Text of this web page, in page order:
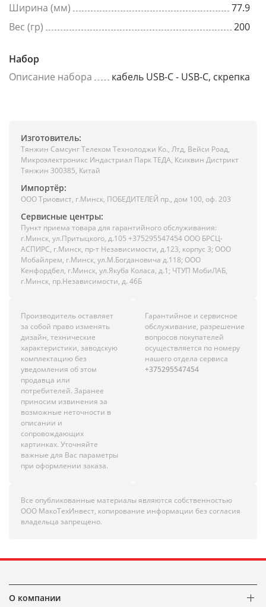
Ширина (мм)
77.9
Вес (гр)
200
Набор
Описание набора
кабель USB-C - USB-C, скрепка
Изготовитель:
Тянжин Самсунг Телеком Технолоджи Ко., Лтд, Вейси Роад,
Микроэлектроникс Индастриал Парк ТЕДА, Ксиквин Дистрикт
Тянжин 300385, Китай
Импортёр:
ООО Триовист, г.Минск, ПОБЕДИТЕЛЕЙ пр., дом 100, оф. 203
Сервисные центры:
Пункт приема товара для гарантийного обслуживания:
г.Минск, ул.Притыцкого, д.105 +375295547454 ООО БРСЦ-
АСПИРС, г.Минск, пр-т Независимости, д.123, корпус 3; ООО
Мобайлрем, г.Минск, ул.М.Богдановича д.118; ООО
Кенфордбел, г.Минск, ул.Якуба Коласа, д.1; ЧТУП МобиЛАБ,
г.Минск, пр.Независимости, д. 46Б
Производитель оставляет
за собой право изменять
дизайн, технические
характеристики, заводскую
комплектацию без
уведомления об этом
продавца или
потребителей. Заранее
приносим извинения за
возможные неточности в
описании и
сопровождающих
картинках. Уточняйте
важные для Вас параметры
при оформлении заказа.
Гарантийное и сервисное
обслуживание, разрешение
вопросов покупателей
осуществляется по номеру
нашего отдела сервиса
+375295547454
Все опубликованные материалы являются собственностью
ООО МакоТехИнвест, копирование информации без согласия
владельца запрещено.
О компании